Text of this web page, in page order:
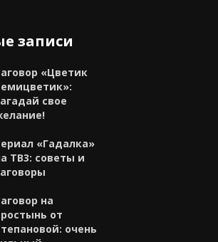
записи
«Цветик
свое
«Гадалка»
ТВ3: советы и
на
от
очень